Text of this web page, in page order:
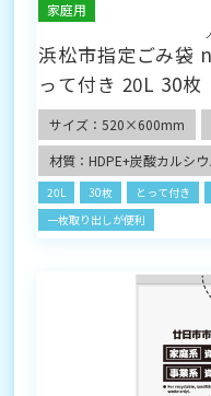
家庭用
浜松市指定ごみ袋
って付き 20L 30枚
サイズ：520×600mm
材質：HDPE+炭酸カルシウ
20L 30枚 とって付き
一枚取り出しが便利